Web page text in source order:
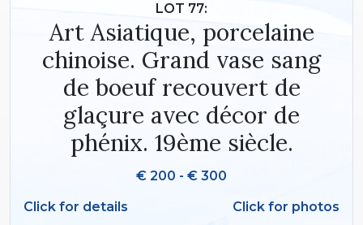
LOT 77:
Art Asiatique, porcelaine
chinoise. Grand vase sang
de boeuf recouvert de
glaçure avec décor de
phénix. 19ème siècle.
€ 200 - € 300
Click for details
Click for photos